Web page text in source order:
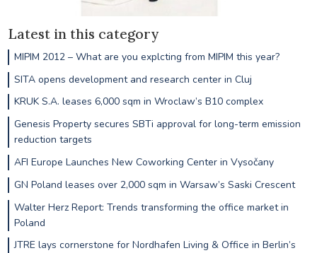
Latest in this category
MIPIM 2012 – What are you explcting from MIPIM this year?
SITA opens development and research center in Cluj
KRUK S.A. leases 6,000 sqm in Wroclaw’s B10 complex
Genesis Property secures SBTi approval for long-term emission
reduction targets
AFI Europe Launches New Coworking Center in Vysočany
GN Poland leases over 2,000 sqm in Warsaw’s Saski Crescent
Walter Herz Report: Trends transforming the office market in
Poland
JTRE lays cornerstone for Nordhafen Living & Office in Berlin’s